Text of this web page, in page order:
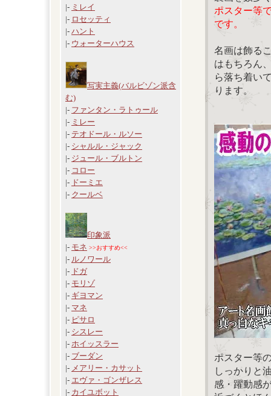
|- ミレイ
|- ロセッティ
|- ハント
|- ウォーターハウス
写実主義(バルビゾン派含
む)
|- ファンタン・ラトゥール
|- ミレー
|- テオドール・ルソー
|- シャルル・ジャック
|- ジュール・ブルトン
|- コロー
|- ドーミエ
|- クールベ
印象派
|- モネ >>おすすめ<<
|- ルノワール
|- ドガ
|- モリゾ
|- ギヨマン
|- マネ
|- ピサロ
|- シスレー
|- ホイッスラー
|- ブーダン
|- メアリー・カサット
|- エヴァ・ゴンザレス
|- カイユボット
ポスター等
です。
名画は飾る
はもちろん
ら落ち着い
ります。
ポスター等
しっかりと
感・躍動感